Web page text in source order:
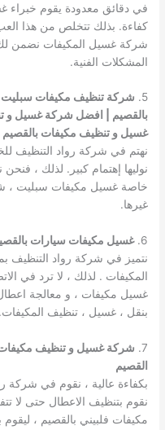
في دقائق معدودة يقوم خبراء
كفاءة. بذلك تتخلص من هذا
شركة غسيل المكيفات نضمن
المشكلات الفنية.
5.
شركة تنظيف مكيفات
بالقصيم | افضل شركة غسيل و
غسيل و تنظيف مكيفات بالقصيم
نهتم في شركة رواد التنظيف
نوليها إهتمام كبير. لذلك ،
خاصة غسيل مكيفات سبليت ،
غيرها.
6. غسيل مكيفات سيارات
نتميز في شركة رواد التنظيف
المكيفات . لذلك ، لا ترد في
غسيل مكيفات ، و معالجة
بنقل ، غسيل ، تنظيف المكيفات.
7. شركة غسيل و تنظيف مكيفات
القصيم
بكفاءة عالية ، نقوم في شركة
نقوم بتنظيف الاعطال حتى لا
مكيفات فلبيني بالقصيم ،